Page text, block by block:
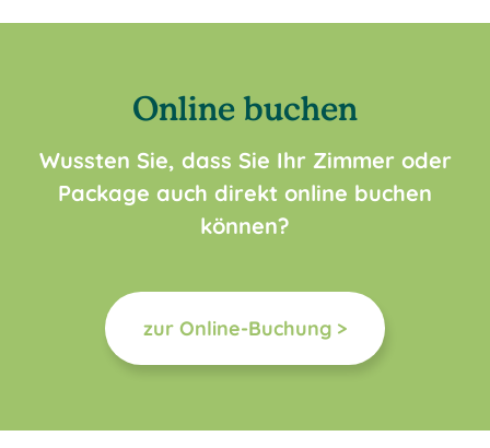
Online buchen
Wussten Sie, dass Sie Ihr Zimmer oder
Package auch direkt online buchen
können?
zur Online-Buchung >